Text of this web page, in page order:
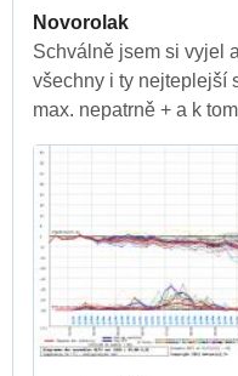
Novorolak
Schválně jsem si vyjel
všechny i ty nejteplejší
max. nepatrně + a k